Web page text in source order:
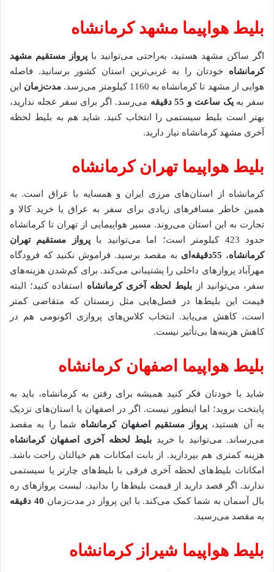
بلیط هواپیما مشهد کرمانشاه
اگر ساکن مشهد هستید، به‌راحتی می‌توانید باپرواز مستقیم مشهد
کرمانشاه خودتان را به غربی‌ترین استان کشور برسانید. فاصله
هوایی از مشهد تا کرمانشاه به 1160 کیلومتر می‌رسد.
مدت‌زمان این
سفر بهیک ساعت و 55 دقیقه
می‌رسد. اگر برای سفر عجله ندارید،
بهتر است بلیط سیستمی را انتخاب کنید. شاید هم به بلیط لحظه
آخری مشهد کرمانشاه نیاز دارید.
بلیط هواپیما تهران کرمانشاه
کرمانشاه از استان‌های مرزی ایران و همسایه با عراق است. به
همین خاطر مسافرهای زیادی برای سفر به عراق یا خرید کالا و
تجارت به این استان می‌روند. مسیر هواپیمایی از تهران تا کرمانشاه
حدود 423 کیلومتر است؛ اما می‌توانید با
پرواز مستقیم تهران
کرمانشاه، 55دقیقه‌ای
به مقصد برسید. فراموش نکنید که فرودگاه
مهرآباد پروازهای داخلی را پشتیبانی می‌کند. برای کم‌شدن هزینه‌های
سفر، می‌توانید از بلیط لحظه آخری کرمانشاه استفاده کنید؛ البته
قیمت این بلیط‌ها در فصل‌هایی مثل زمستان که متقاضی کمتر
است، کاهش می‌یابد. انتخاب کلاس‌های پروازی اکونومی هم در
کاهش هزینه‌ها بی‌تأثیر نیست.
بلیط هواپیما اصفهان کرمانشاه
شاید با خودتان فکر کنید همیشه برای رفتن به کرمانشاه، باید به
پایتخت بروید؛ اما اینطور نیست. اگر در اصفهان یا استان‌های نزدیک
به آن هستید، پرواز مستقیم اصفهان کرمانشاه شما را به مقصد
می‌رساند. می‌توانید با خرید بلیط لحظه آخری اصفهان کرمانشاه
هزینه کمتری هم بپردازید. از بابت امکانات هم خیالتان راحت باشد.
امکانات بلیط‌های لحظه آخری فرقی با بلیط‌های چارتر یا سیستمی
ندارند. اگر قصد دارید از قیمت بلیط‌ها را بدانید، لیست پروازهای ره
بال آسمان به شما کمک می‌کند. با این پرواز در مدت‌زمان 40 دقیقه
به مقصد می‌رسید.
بلیط هواپیما شیراز کرمانشاه